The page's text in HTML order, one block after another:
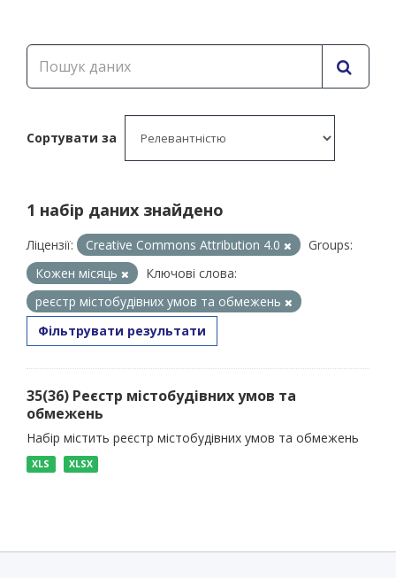
Сортувати за
1 набір даних знайдено
Ліцензії: Creative Commons Attribution 4.0
Groups:
Кожен місяць
Ключові слова:
реєстр містобудівних умов та обмежень
Фільтрувати результати
35(36) Реєстр містобудівних умов та
обмежень
Набір містить реєстр містобудівних умов та обмежень
XLS XLSX